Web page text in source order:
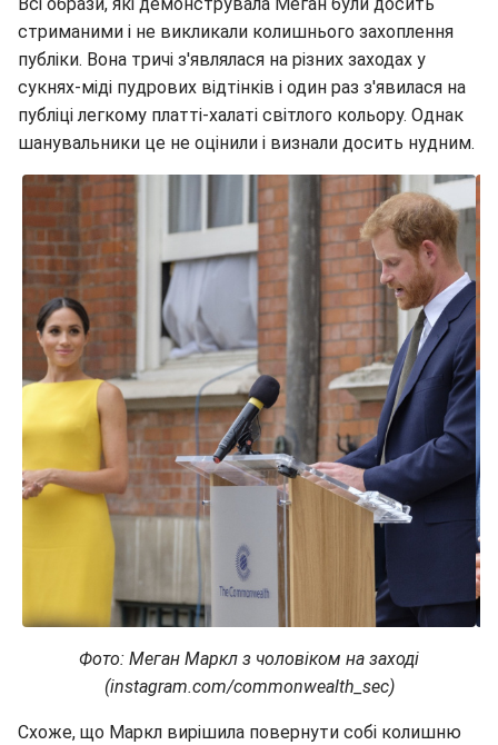
стриманими і не викликали колишнього захоплення
публіки. Вона тричі з'являлася на різних заходах у
сукнях-міді пудрових відтінків і один раз з'явилася на
публіці легкому платті-халаті світлого кольору. Однак
шанувальники це не оцінили і визнали досить нудним.
Фото: Меган Маркл з чоловіком на заході
(instagram.com/commonwealth_sec)
Схоже, що Маркл вирішила повернути собі колишню